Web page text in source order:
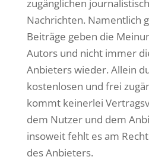
zugänglichen
Nachrichten. Namentlich
Beiträge geben die
Autors und nicht immer
Anbieters wieder. Allein
kostenlosen und frei
kommt keinerlei
dem Nutzer und dem
insoweit fehlt es am
des Anbieters.